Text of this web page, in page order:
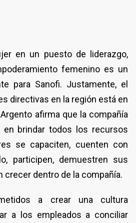
en un puesto de liderazgo,
femenino es un
para Sanofi. Justamente, el
directivas en la región está en
afirma que la compañía
en brindar todos los recursos
se capaciten, cuenten con
participen, demuestren sus
crecer dentro de la compañía.
a crear una cultura
a los empleados a conciliar